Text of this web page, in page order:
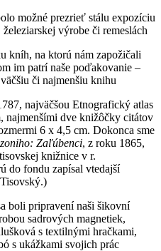
možné prezrieť stálu expozíciu
výrobe či remeslách
kníh, na ktorú nám zapožičali
im patrí naše poďakovanie –
či najmenšiu knihu
najväčšou Etnografický atlas
najmenšími dve knižôčky citátov
6 x 4,5 cm. Dokonca sme
Zaľúbenci, z roku 1865,
knižnice v r.
do fondu zapísal vtedajší
boli pripravení naši šikovní
sadrových magnetiek,
s textilnými hračkami,
s ukážkami svojich prác